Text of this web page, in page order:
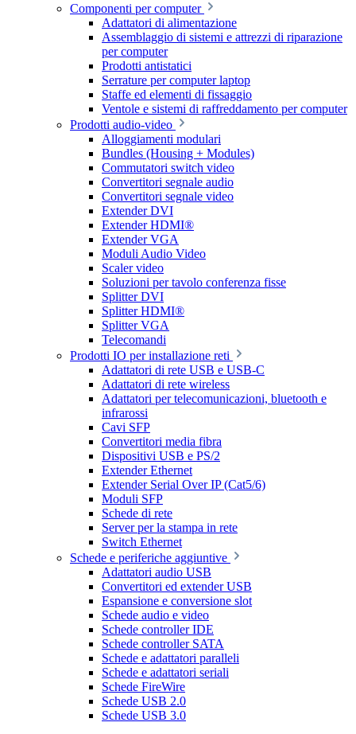
Componenti per computer
Adattatori di alimentazione
Assemblaggio di sistemi e attrezzi di riparazione
per computer
Prodotti antistatici
Serrature per computer laptop
Staffe ed elementi di fissaggio
Ventole e sistemi di raffreddamento per computer
Prodotti audio-video
Alloggiamenti modulari
Bundles (Housing + Modules)
Commutatori switch video
Convertitori segnale audio
Convertitori segnale video
Extender DVI
Extender HDMI®
Extender VGA
Moduli Audio Video
Scaler video
Soluzioni per tavolo conferenza fisse
Splitter DVI
Splitter HDMI®
Splitter VGA
Telecomandi
Prodotti IO per installazione reti
Adattatori di rete USB e USB-C
Adattatori di rete wireless
Adattatori per telecomunicazioni, bluetooth e
infrarossi
Cavi SFP
Convertitori media fibra
Dispositivi USB e PS/2
Extender Ethernet
Extender Serial Over IP (Cat5/6)
Moduli SFP
Schede di rete
Server per la stampa in rete
Switch Ethernet
Schede e periferiche aggiuntive
Adattatori audio USB
Convertitori ed extender USB
Espansione e conversione slot
Schede audio e video
Schede controller IDE
Schede controller SATA
Schede e adattatori paralleli
Schede e adattatori seriali
Schede FireWire
Schede USB 2.0
Schede USB 3.0